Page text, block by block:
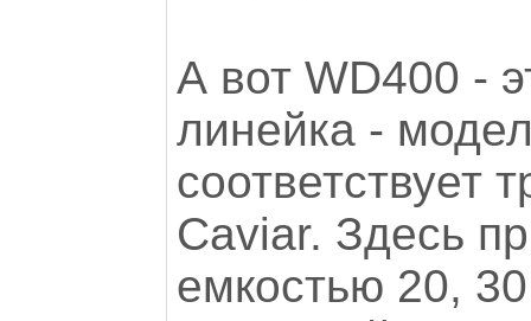
А вот WD400 -
линейка -
соответствует
Caviar. Здесь
емкостью 20,